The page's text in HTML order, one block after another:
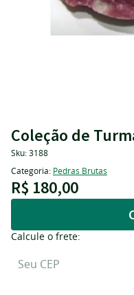
Coleção de
Sku:3188
Categoria: Pedras Brutas
R$ 180,00
Calcule o frete: